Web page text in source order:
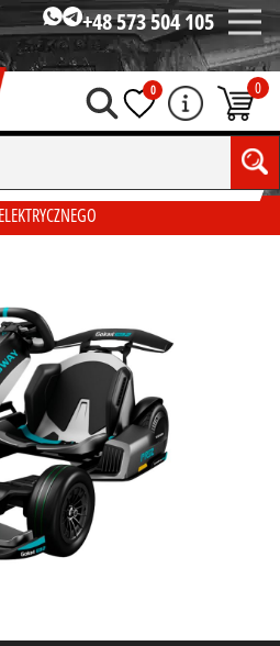
+48 573 504 105
0 0
GOKARTA ELEKTRYCZNEGO"